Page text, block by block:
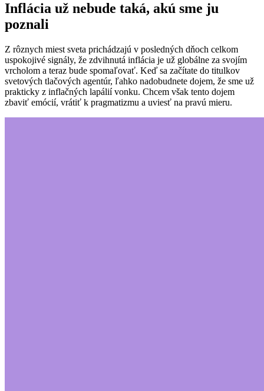
Inflácia už nebude taká, akú sme ju
poznali
Z rôznych miest sveta prichádzajú v posledných dňoch celkom
uspokojivé signály, že zdvihnutá inflácia je už globálne za svojím
vrcholom a teraz bude spomaľovať. Keď sa začítate do titulkov
svetových tlačových agentúr, ľahko nadobudnete dojem, že sme už
prakticky z inflačných lapálií vonku. Chcem však tento dojem
zbaviť emócií, vrátiť k pragmatizmu a uviesť na pravú mieru.